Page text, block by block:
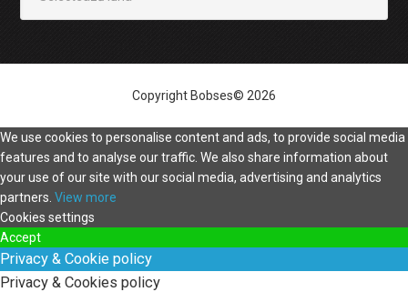
Copyright Bobses© 2026
We use cookies to personalise content and ads, to provide social media
features and to analyse our traffic. We also share information about
your use of our site with our social media, advertising and analytics
partners. View more
Cookies settings
Accept
Privacy & Cookie policy
Privacy & Cookies policy